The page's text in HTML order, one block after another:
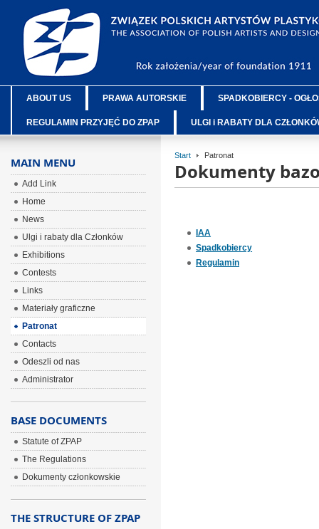
ABOUT US PRAWA AUTORSKIE SPADKOBIERCY -
REGULAMIN PRZYJĘĆ DO ZPAP ULGI i RABATY DLA
Start Patronat
Dokumenty
IAA
Spadkobiercy
Regulamin
MAIN MENU
Add Link
Home
News
Ulgi i rabaty dla Członków
Exhibitions
Contests
Links
Materiały graficzne
Patronat
Contacts
Odeszli od nas
Administrator
BASE DOCUMENTS
Statute of ZPAP
The Regulations
Dokumenty członkowskie
THE STRUCTURE OF ZPAP